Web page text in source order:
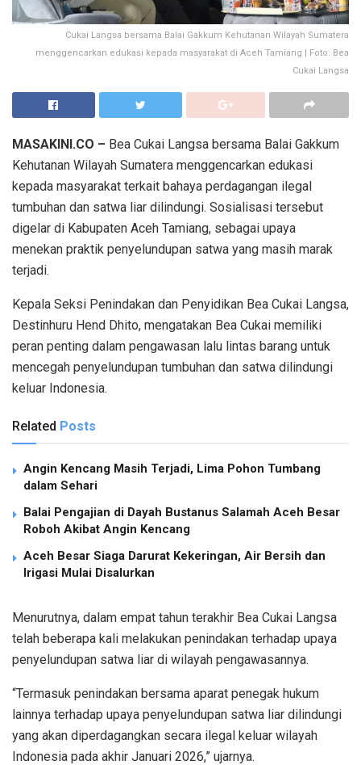
Cukai Langsa bersama Balai Gakkum Kehutanan Wilayah Sumatera
menggencarkan edukasi kepada masyarakat di Aceh Tamiang | Foto: Bea
Cukai Langsa
MASAKINI.CO – Bea Cukai Langsa bersama Balai Gakkum
Kehutanan Wilayah Sumatera menggencarkan edukasi
kepada masyarakat terkait bahaya perdagangan ilegal
tumbuhan dan satwa liar dilindungi. Sosialisasi tersebut
digelar di Kabupaten Aceh Tamiang, sebagai upaya
menekan praktik penyelundupan satwa yang masih marak
terjadi.
Kepala Seksi Penindakan dan Penyidikan Bea Cukai Langsa,
Destinhuru Hend Dhito, mengatakan Bea Cukai memiliki
peran penting dalam pengawasan lalu lintas barang untuk
mencegah penyelundupan tumbuhan dan satwa dilindungi
keluar Indonesia.
Related Posts
Angin Kencang Masih Terjadi, Lima Pohon Tumbang
dalam Sehari
Balai Pengajian di Dayah Bustanus Salamah Aceh Besar
Roboh Akibat Angin Kencang
Aceh Besar Siaga Darurat Kekeringan, Air Bersih dan
Irigasi Mulai Disalurkan
Menurutnya, dalam empat tahun terakhir Bea Cukai Langsa
telah beberapa kali melakukan penindakan terhadap upaya
penyelundupan satwa liar di wilayah pengawasannya.
“Termasuk penindakan bersama aparat penegak hukum
lainnya terhadap upaya penyelundupan satwa liar dilindungi
yang akan diperdagangkan secara ilegal keluar wilayah
Indonesia pada akhir Januari 2026,” ujarnya.